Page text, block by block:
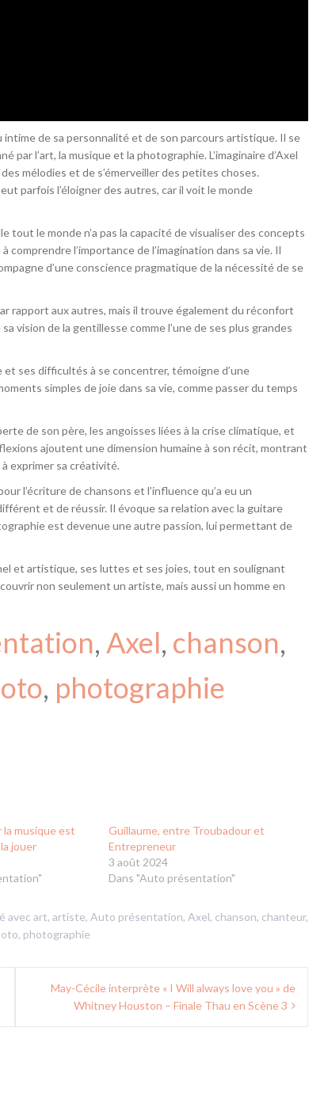
de sa personnalité et de son parcours artistique. Il se
par l’art, la musique et la photographie. L’imaginaire d’Axel
mélodies et de s’émerveiller des petites choses.
parfois l’éloigner des autres, car il voit le monde
tout le monde n’a pas la capacité de visualiser des concepts
l’importance de l’imagination dans sa vie. Il
d’une conscience pragmatique de la nécessité de se
rapport aux autres, mais il trouve également du réconfort
vision de la gentillesse comme l’une de ses plus grandes
ses difficultés à se concentrer, témoigne d’une
simples de joie dans sa vie, comme passer du temps
de son père, les angoisses liées à la crise climatique, et
ajoutent une dimension humaine à son récit, montrant
exprimer sa créativité.
l’écriture de chansons et l’influence qu’a eu un
et de réussir. Il évoque sa relation avec la guitare
est devenue une autre passion, lui permettant de
et artistique, ses luttes et ses joies, tout en soulignant
non seulement un artiste, mais aussi un homme en
, Axel, chanson
, photographie
musique est
jouer
Guillaume, entre Troubadour et
Entrepreneur
3 août 2024
Dans "Auto présentation"
avec art, artiste, Auto présentation, Axel, chanson, chanteur,
, photographie
May-Cécile interprète « I Will always love you » de
Whitney Houston – Finale Thau en Scène 3